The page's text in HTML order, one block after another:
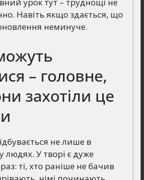
урок тут – труднощі не
Навіть якщо здається, що
неминуче.
– головне,
захотіли це
не лише в
людях. У творі є дуже
ті, хто раніше не бачив